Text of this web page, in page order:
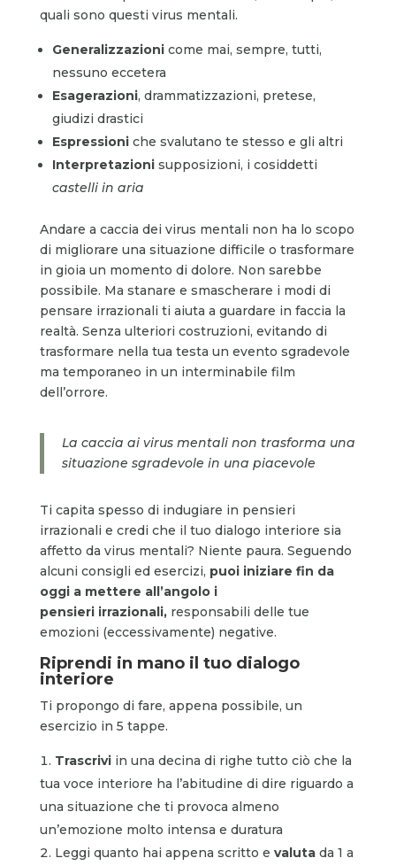
quali sono questi virus mentali.
Generalizzazionicome mai, sempre, tutti,
nessuno eccetera
Esagerazioni, drammatizzazioni, pretese,
giudizi drastici
Espressioniche svalutano te stesso e gli altri
Interpretazionisupposizioni, i cosiddetti
castelli in aria
Andare a caccia dei virus mentali non ha lo scopo
di migliorare una situazione difficile o trasformare
in gioia un momento di dolore. Non sarebbe
possibile. Ma stanare e smascherare i modi di
pensare irrazionali ti aiuta a guardare in faccia la
realtà. Senza ulteriori costruzioni, evitando di
trasformare nella tua testa un evento sgradevole
ma temporaneo in un interminabile film
dell’orrore.
La caccia ai virus mentali non trasforma una
situazione sgradevole in una piacevole
Ti capita spesso di indugiare in pensieri
irrazionali e credi che il tuo dialogo interiore sia
affetto da virus mentali? Niente paura. Seguendo
alcuni consigli ed esercizi, puoi iniziare fin da
oggi a mettere all’angolo i
pensieri irrazionali, responsabili delle tue
emozioni (eccessivamente) negative.
Riprendi in mano il tuo dialogo
interiore
Ti propongo di fare, appena possibile, un
esercizio in 5 tappe.
Trascriviin una decina di righe tutto ciò che la
tua voce interiore ha l’abitudine di dire riguardo a
una situazione che ti provoca almeno
un’emozione molto intensa e duratura
Leggi quanto hai appena scritto e valutada 1 a